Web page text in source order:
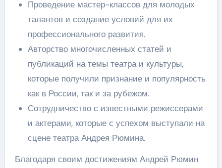
Проведение мастер-классов для молодых
талантов и создание условий для их
профессионального развития.
Авторство многочисленных статей и
публикаций на темы театра и культуры,
которые получили признание и популярность
как в России, так и за рубежом.
Сотрудничество с известными режиссерами
и актерами, которые с успехом выступали на
сцене театра Андрея Рюмина.
Благодаря своим достижениям Андрей Рюмин